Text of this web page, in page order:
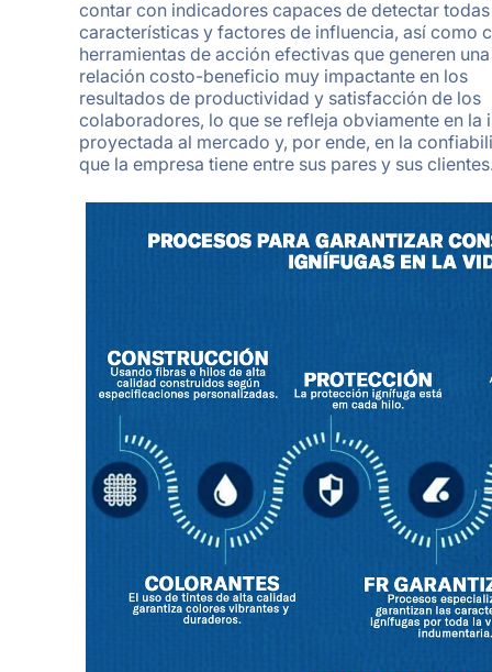
contar con indicadores capaces de detectar
características y factores de influencia, así como
herramientas de acción efectivas que generen una
relación costo-beneficio muy impactante en los
resultados de productividad y satisfacción de los
colaboradores, lo que se refleja obviamente en la
proyectada al mercado y, por ende, en la
que la empresa tiene entre sus pares y sus